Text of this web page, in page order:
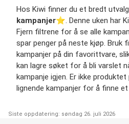
Hos Kiwi finner du et bredt
kampanjer⭐️. Denne uken har
Fjern filtrene for å se alle
spar penger på neste kjøp. Bruk
kampanjer på din favorittvare,
kan lagre søket for å bli varslet
kampanje igjen. Er ikke
lignende kampanjer for å finne et
Siste oppdatering: søndag 26. juli 2026